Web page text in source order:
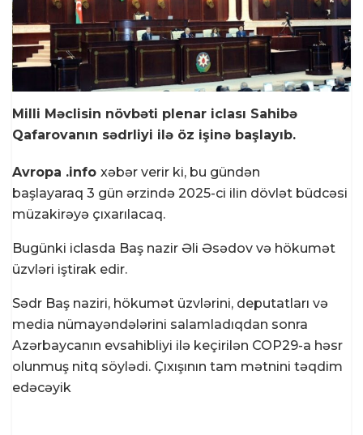
Milli Məclisin növbəti plenar iclası Sahibə
Qafarovanın sədrliyi ilə öz işinə başlayıb.
Avropa .info xəbər verir ki, bu gündən
başlayaraq 3 gün ərzində 2025-ci ilin dövlət büdcəsi
müzakirəyə çıxarılacaq.
Bugünki iclasda Baş nazir Əli Əsədov və hökumət
üzvləri iştirak edir.
Sədr Baş naziri, hökumət üzvlərini, deputatları və
media nümayəndələrini salamladıqdan sonra
Azərbaycanın evsahibliyi ilə keçirilən COP29-a həsr
olunmuş nitq söylədi. Çıxışının tam mətnini təqdim
edəcəyik